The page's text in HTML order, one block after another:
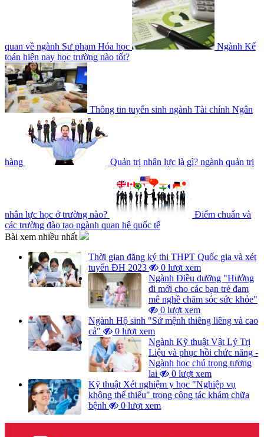
quan về ngành Sư phạm Hóa học
Ngành Kế
toán hiện nay học trường nào tốt?
Thông tin tuyển sinh ngành Tài chính Ngân
hàng Quản trị nhân lực là gì? ngành quản trị
nhân lực học ở trường nào?
Điểm chuẩn và
các trường đào tạo ngành quan hệ quốc tế
Bài xem nhiều nhất
Thời gian đăng ký thi THPT Quốc gia và xét
tuyển ĐH 2023
0 lượt xem
Ngành Điều dưỡng "Hướng
đi mới cho các bạn trẻ đam
mê nghề chăm sóc sức khỏe"
0 lượt xem
Ngành Hộ sinh "Sứ mệnh thiêng liêng và cao
cả"
0 lượt xem
Ngành Kỹ thuật Vật Lý Trị
Liệu và phục hồi chức năng -
Ngành học chú trọng tương
lai
0 lượt xem
Kỹ thuật Xét nghiệm y học "Nghiệp vụ
không thể thiếu" trong công tác khám chữa
bệnh
0 lượt xem